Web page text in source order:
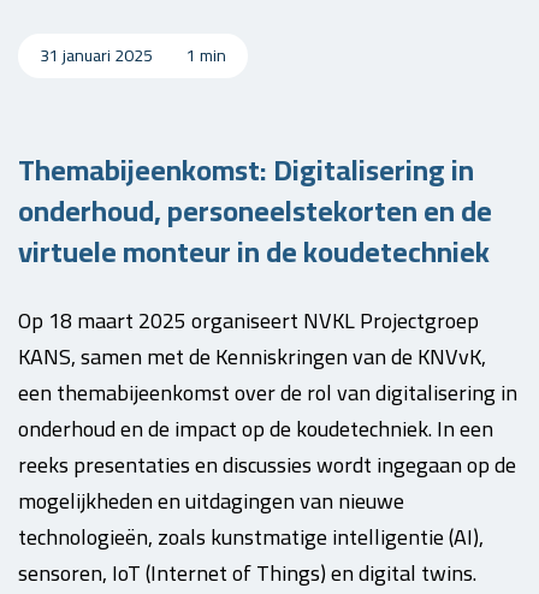
31 januari 2025 1 min
Themabijeenkomst: Digitalisering in
onderhoud, personeelstekorten en de
virtuele monteur in de koudetechniek
Op 18 maart 2025 organiseert NVKL Projectgroep
KANS, samen met de Kenniskringen van de KNVvK,
een themabijeenkomst over de rol van digitalisering in
onderhoud en de impact op de koudetechniek. In een
reeks presentaties en discussies wordt ingegaan op de
mogelijkheden en uitdagingen van nieuwe
technologieën, zoals kunstmatige intelligentie (AI),
sensoren, IoT (Internet of Things) en digital twins.